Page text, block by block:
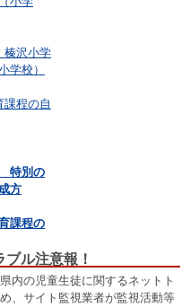
沢小学
学校）
程の自
特別の
方
課程の
ル注意報！
内の児童生徒に関するネットト
、サイト監視業者が監視活動等